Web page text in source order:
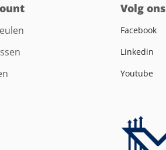
Volg ons
Facebook
Linkedin
Youtube